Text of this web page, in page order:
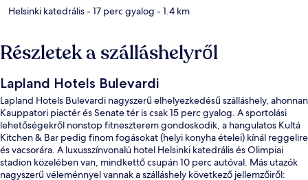
Helsinki katedrális- 17 perc gyalog - 1.4 km
Részletek a szálláshelyről
Lapland Hotels Bulevardi
Lapland Hotels Bulevardi nagyszerű elhelyezkedésű szálláshely, ahonnan
Kauppatori piactér és Senate tér is csak 15 perc gyalog. A sportolási
lehetőségekről nonstop fitneszterem gondoskodik, a hangulatos Kultá
Kitchen & Bar pedig finom fogásokat (helyi konyha ételei) kínál reggelire
és vacsorára. A luxusszínvonalú hotel Helsinki katedrális és Olimpiai
stadion közelében van, mindkettő csupán 10 perc autóval. Más utazók
nagyszerű véleménnyel vannak a szálláshely következő jellemzőiről: